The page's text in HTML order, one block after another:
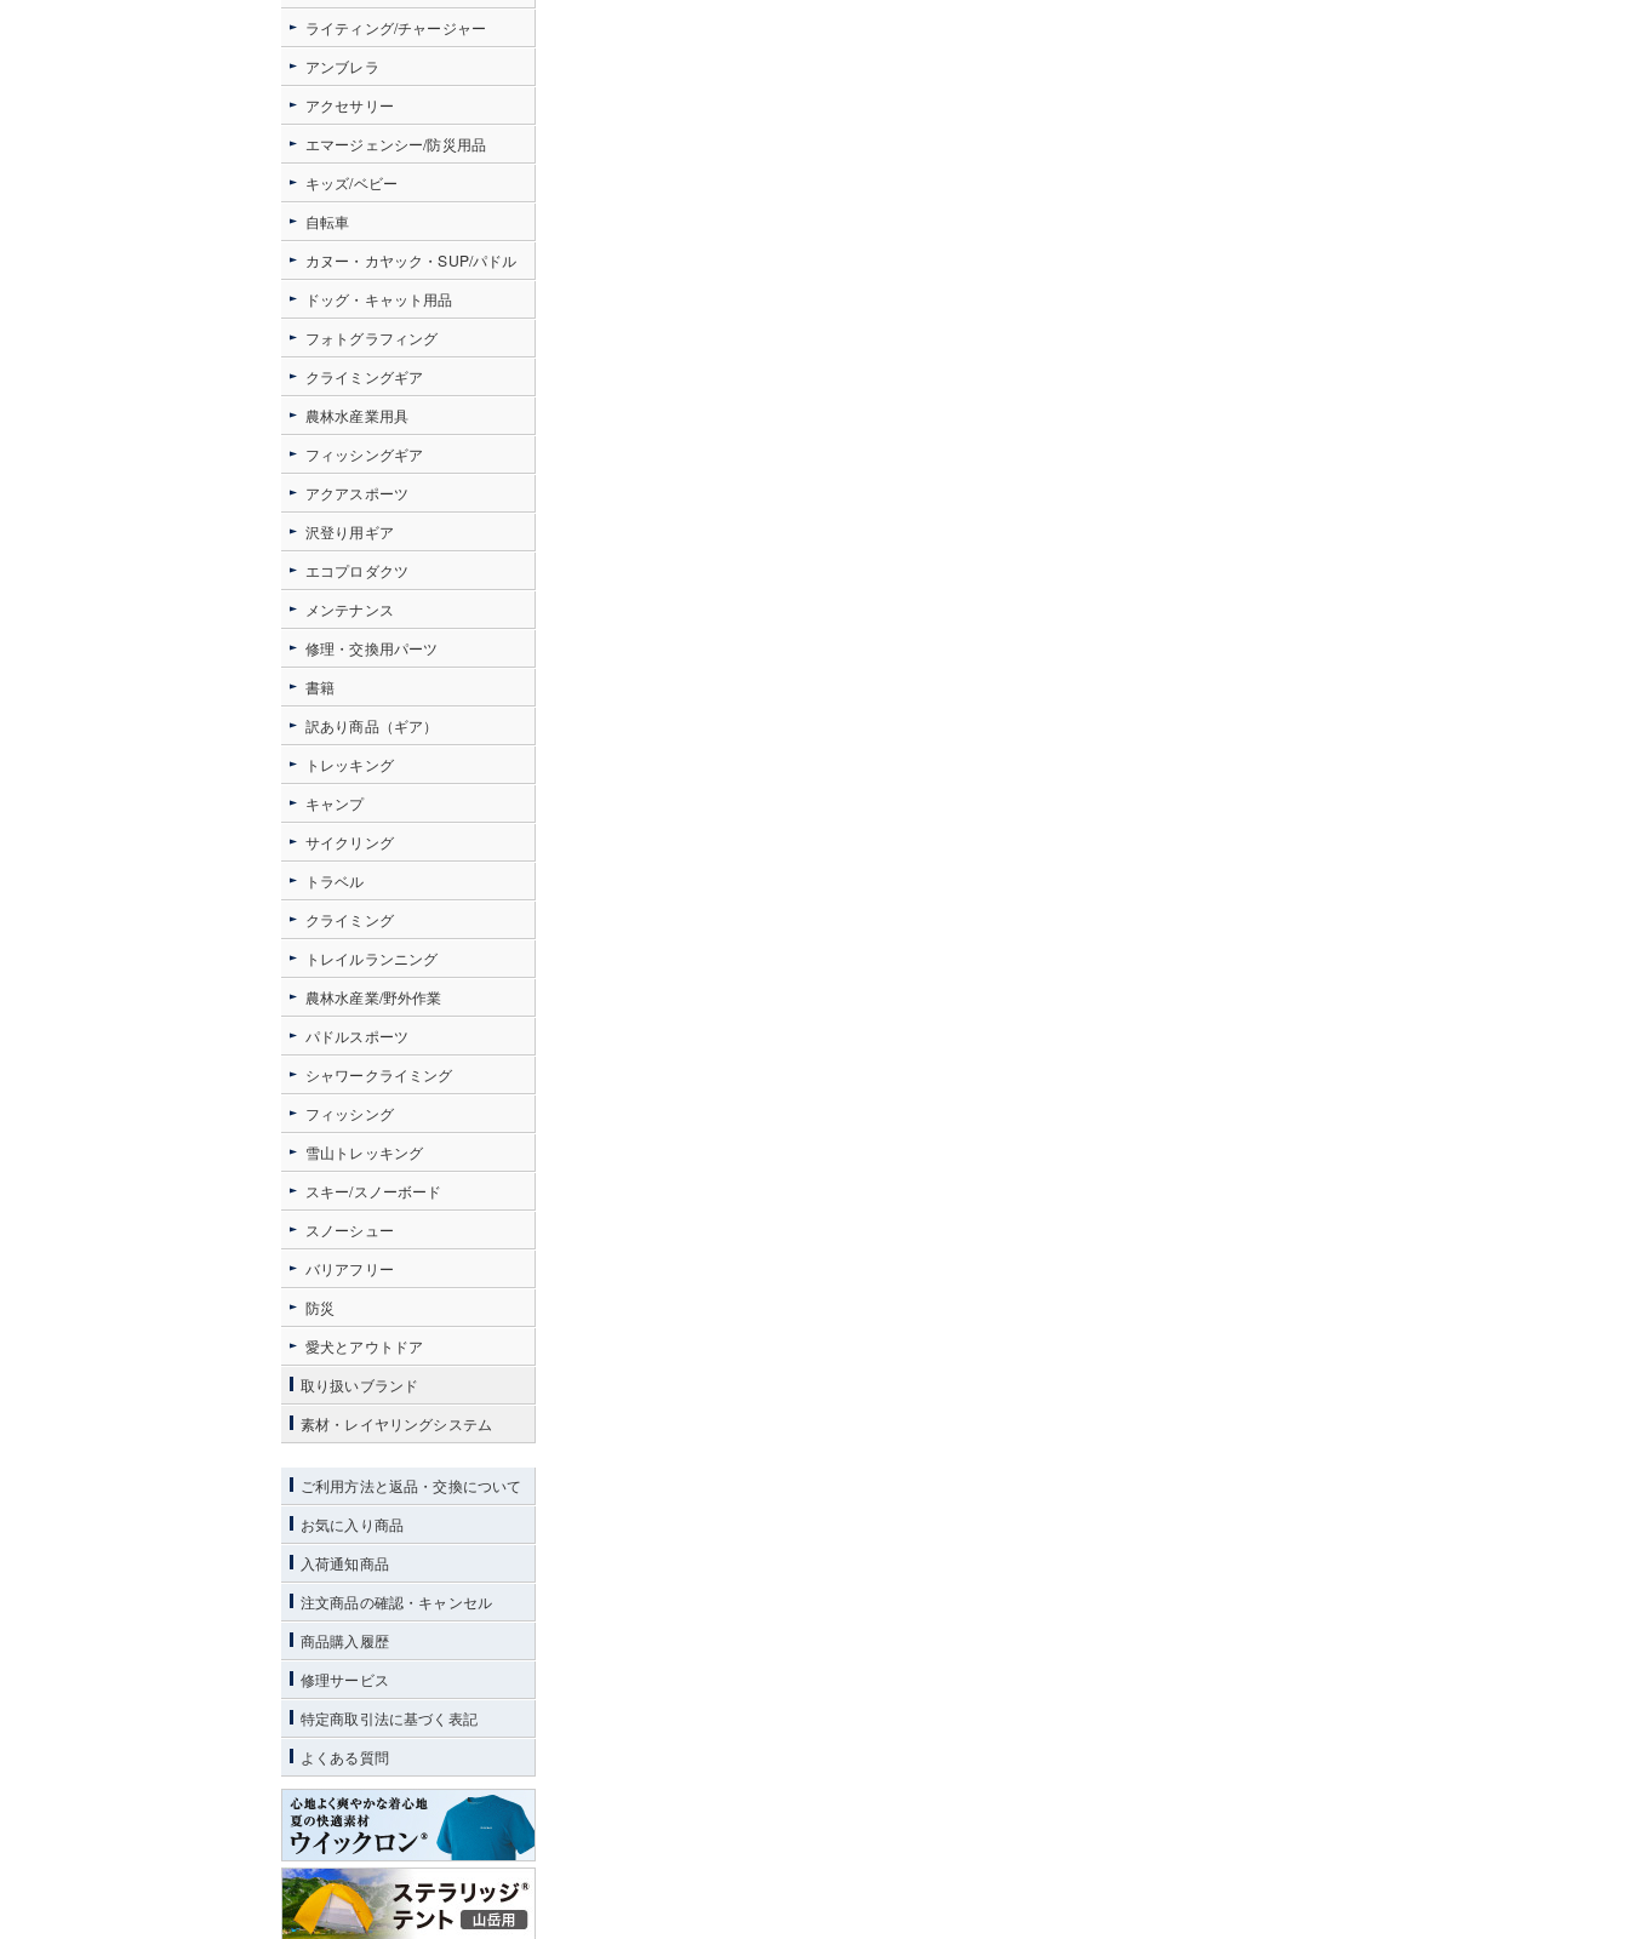
ライティング/チャージャー
アンブレラ
アクセサリー
エマージェンシー/防災用品
キッズ/ベビー
自転車
カヌー・カヤック・SUP/パドル
ドッグ・キャット用品
フォトグラフィング
クライミングギア
農林水産業用具
フィッシングギア
アクアスポーツ
沢登り用ギア
エコプロダクツ
メンテナンス
修理・交換用パーツ
書籍
訳あり商品（ギア）
トレッキング
キャンプ
サイクリング
トラベル
クライミング
トレイルランニング
農林水産業/野外作業
パドルスポーツ
シャワークライミング
フィッシング
雪山トレッキング
スキー/スノーボード
スノーシュー
バリアフリー
防災
愛犬とアウトドア
取り扱いブランド
素材・レイヤリングシステム
ご利用方法と返品・交換について
お気に入り商品
入荷通知商品
注文商品の確認・キャンセル
商品購入履歴
修理サービス
特定商取引法に基づく表記
よくある質問